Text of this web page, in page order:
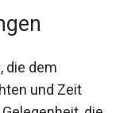
die dem
und Zeit